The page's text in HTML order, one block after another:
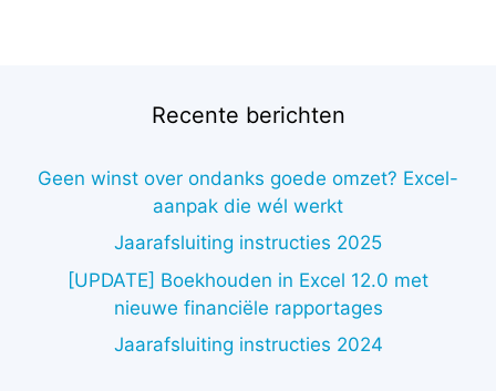
Recente berichten
Geen winst over ondanks goede omzet? Excel-
aanpak die wél werkt
Jaarafsluiting instructies 2025
[UPDATE] Boekhouden in Excel 12.0 met
nieuwe financiële rapportages
Jaarafsluiting instructies 2024